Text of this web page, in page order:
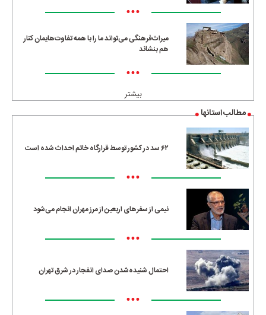
•••
میراث‌فرهنگی می‌تواند ما را با همه تفاوت‌هایمان کنار
هم بنشاند
•••
بیشتر
مطالب استانها
۶۲ سد در کشور توسط قرارگاه خاتم احداث شده است
•••
نیمی از سفرهای اربعین از مرز مهران انجام می‌شود
•••
احتمال شنیده‌شدن صدای انفجار در شرق تهران
•••